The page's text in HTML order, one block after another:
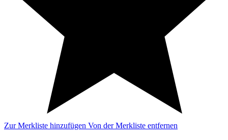
Zur Merkliste hinzufügen Von der Merkliste entfernen